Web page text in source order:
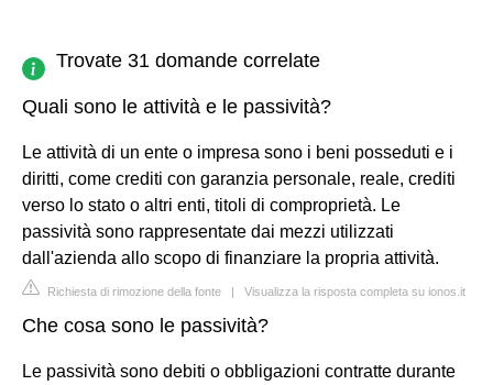
Trovate 31 domande correlate
Quali sono le attività e le passività?
Le attività di un ente o impresa sono i beni posseduti e i
diritti, come crediti con garanzia personale, reale, crediti
verso lo stato o altri enti, titoli di comproprietà. Le
passività sono rappresentate dai mezzi utilizzati
dall'azienda allo scopo di finanziare la propria attività.
Richiesta di rimozione della fonte | Visualizza la risposta completa su ionos.it
Che cosa sono le passività?
Le passività sono debiti o obbligazioni contratte durante